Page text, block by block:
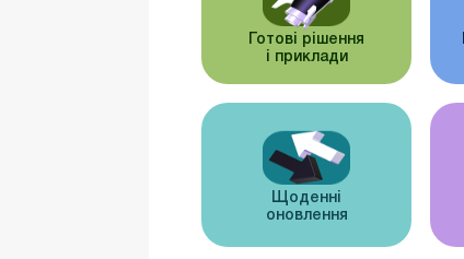
Готові рішення
і приклади
Щоденні
оновлення